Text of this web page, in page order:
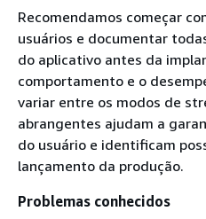
Recomendamos começar
usuários e documentar
do aplicativo antes da
comportamento e o
variar entre os modos de
abrangentes ajudam a
do usuário e identificam
lançamento da produção.
Problemas conhecidos